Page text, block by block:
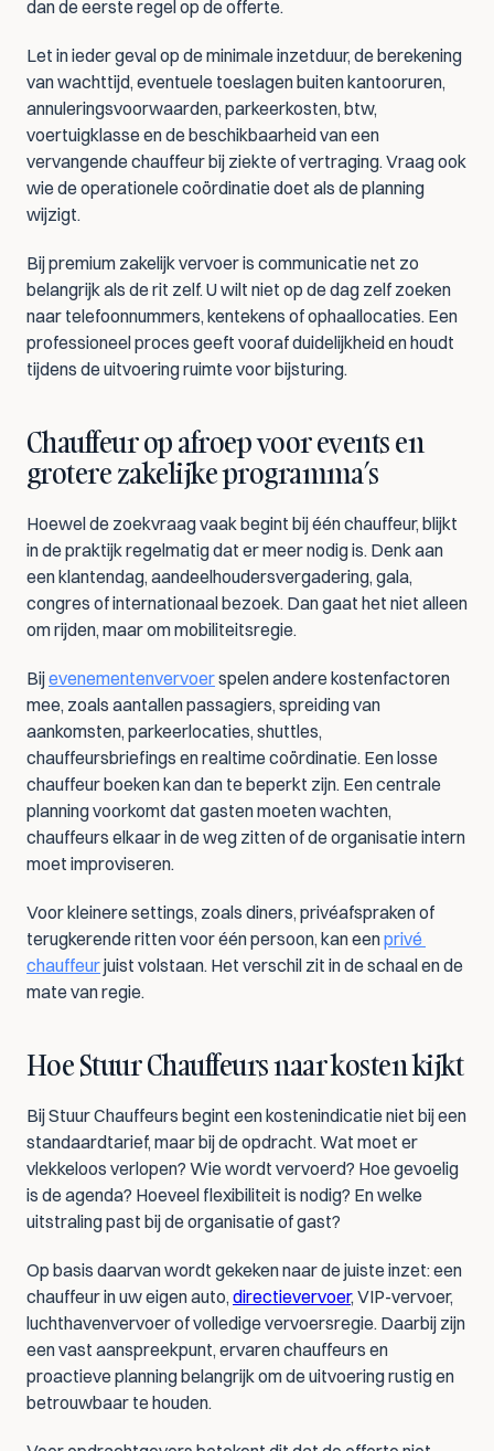
dan de eerste regel op de offerte.
Let in ieder geval op de minimale inzetduur, de berekening
van wachttijd, eventuele toeslagen buiten kantooruren,
annuleringsvoorwaarden, parkeerkosten, btw,
voertuigklasse en de beschikbaarheid van een
vervangende chauffeur bij ziekte of vertraging. Vraag ook
wie de operationele coördinatie doet als de planning
wijzigt.
Bij premium zakelijk vervoer is communicatie net zo
belangrijk als de rit zelf. U wilt niet op de dag zelf zoeken
naar telefoonnummers, kentekens of ophaallocaties. Een
professioneel proces geeft vooraf duidelijkheid en houdt
tijdens de uitvoering ruimte voor bijsturing.
Chauffeur op afroep voor events en
grotere zakelijke programma’s
Hoewel de zoekvraag vaak begint bij één chauffeur, blijkt
in de praktijk regelmatig dat er meer nodig is. Denk aan
een klantendag, aandeelhoudersvergadering, gala,
congres of internationaal bezoek. Dan gaat het niet alleen
om rijden, maar om mobiliteitsregie.
Bij evenementenvervoer spelen andere kostenfactoren
mee, zoals aantallen passagiers, spreiding van
aankomsten, parkeerlocaties, shuttles,
chauffeursbriefings en realtime coördinatie. Een losse
chauffeur boeken kan dan te beperkt zijn. Een centrale
planning voorkomt dat gasten moeten wachten,
chauffeurs elkaar in de weg zitten of de organisatie intern
moet improviseren.
Voor kleinere settings, zoals diners, privéafspraken of
terugkerende ritten voor één persoon, kan een privé
chauffeur juist volstaan. Het verschil zit in de schaal en de
mate van regie.
Hoe Stuur Chauffeurs naar kosten kijkt
Bij Stuur Chauffeurs begint een kostenindicatie niet bij een
standaardtarief, maar bij de opdracht. Wat moet er
vlekkeloos verlopen? Wie wordt vervoerd? Hoe gevoelig
is de agenda? Hoeveel flexibiliteit is nodig? En welke
uitstraling past bij de organisatie of gast?
Op basis daarvan wordt gekeken naar de juiste inzet: een
chauffeur in uw eigen auto, directievervoer, VIP-vervoer,
luchthavenvervoer of volledige vervoersregie. Daarbij zijn
een vast aanspreekpunt, ervaren chauffeurs en
proactieve planning belangrijk om de uitvoering rustig en
betrouwbaar te houden.